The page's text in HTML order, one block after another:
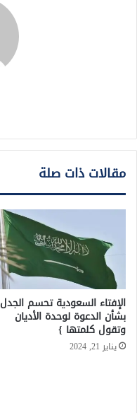
مقالات ذات صلة
الإفتاء السعودية تحسم الجدل
بشأن الدعوة لوحدة الأديان
وتقول كلمتها }
يناير 21, 2024